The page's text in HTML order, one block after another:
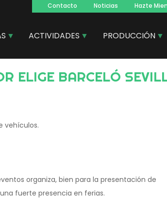
Navegacion
principal
Contacto Noticias Hazte
ACTIVIDADES PRODUCCIÓN
vehículos.
organiza, bien para la presentación de
fuerte presencia en ferias.